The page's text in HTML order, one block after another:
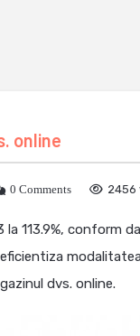
online
0 Comments 2456
113.9%, conform
dvs. online.